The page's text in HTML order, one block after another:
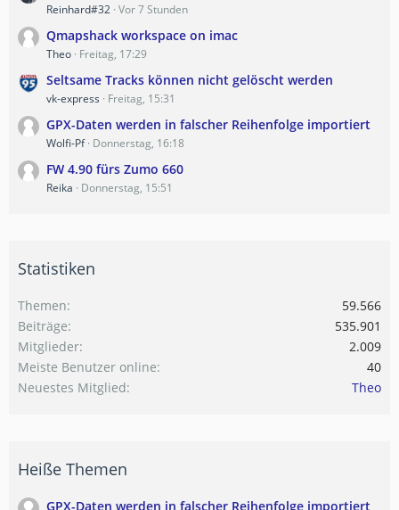
Reinhard#32 Vor 7 Stunden
Qmapshack workspace on imac
Theo Freitag, 17:29
Seltsame Tracks können nicht gelöscht werden
vk-express Freitag, 15:31
GPX-Daten werden in falscher Reihenfolge importiert
Wolfi-Pf Donnerstag, 16:18
FW 4.90 fürs Zumo 660
Reika Donnerstag, 15:51
Statistiken
Themen
59.566
Beiträge
535.901
Mitglieder
2.009
Meiste Benutzer online
40
Neuestes Mitglied
Theo
Heiße Themen
GPX-Daten werden in falscher Reihenfolge importiert